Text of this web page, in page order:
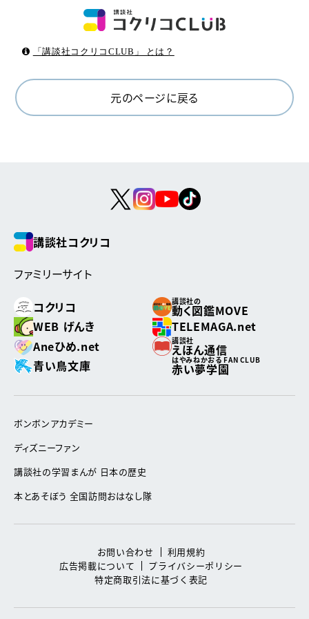
「講談社コクリコCLUB」 とは？
元のページに戻る
講談社コクリコ
ファミリーサイト
コクリコ
講談社の
動く図鑑MOVE
WEB げんき
TELEMAGA.net
Aneひめ.net
講談社
えほん通信
青い鳥文庫
はやみねかおる FAN CLUB
赤い夢学園
ボンボンアカデミー
ディズニーファン
講談社の学習まんが 日本の歴史
本とあそぼう 全国訪問おはなし隊
お問い合わせ
利用規約
広告掲載について
プライバシーポリシー
特定商取引法に基づく表記